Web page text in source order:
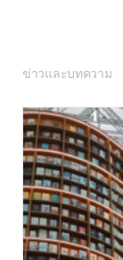
ข่าวและบทความ